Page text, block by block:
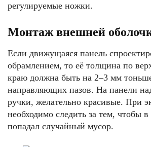
регулируемые ножки.
Монтаж внешней
Если движущаяся панель
обрамлением, то её толщина по
краю должна быть на 2–3 мм
направляющих пазов. На панели
ручки, желательно красивые. При
необходимо следить за тем, чтобы
попадал случайный мусор.